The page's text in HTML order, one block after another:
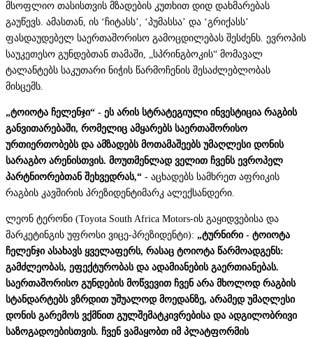
მსოფლიო თასისთვის მზადების კუთხით დიდ დახმარებას
გაუწევს. ამასთან, ის ‘ჩიტასს’, ‘პუმასსა’ და ‘გრიქასს’
ფასდაუდებელ საერთაშორისო გამოცდილებას შესძენს. ევროპის
საუკეთესო გუნდებთან თამაში, „სპრინგბოკის“ მომავალ
ტალანტებს საკუთარი ნიჭის წარმოჩენის შესაძლებლობას
მისცემს.
„ტოიოტა ჩელენჯი“ - ეს არის სტრატეგიული ინვესტიცია რაგბის
განვითარებაში, რომელიც ამყარებს საერთაშორისო
ურთიერთობებს და ამზადებს მოთამაშეებს უმაღლესი დონის
სარაგბო არენისთვის. მოუთმენლად ველით ჩვენს ევროპელ
პარტნიორებთან შეხვედრას,“ - აცხადებს სამხრეთ აფრიკის
რაგბის კავშირის პრეზიდენტიმარკ ალექსანდერი.
ლეონ ტერონი (Toyota South Africa Motors-ის გაყიდვებისა და
მარკეტინგის უფროსი ვიცე-პრეზიდენტი): „ტურნირი - ტოიოტა
ჩელენჯი ასახავს ყველაფერს, რასაც ტოიოტა წარმოადგენს:
გამძლეობას, ეფექტურობას და ადამიანების გაერთიანებას.
საერთაშორისო გუნდების მოწვევით ჩვენ არა მხოლოდ რაგბის
სტანდარტებს ვზრდით უშუალოდ მოედანზე, არამედ უმაღლესი
დონის გარემოს ვქმნით გულშემატკივრებისა და ადგილობრივი
საზოგადოებისთვის. ჩვენ ვამაყობთ იმ პლატფორმის